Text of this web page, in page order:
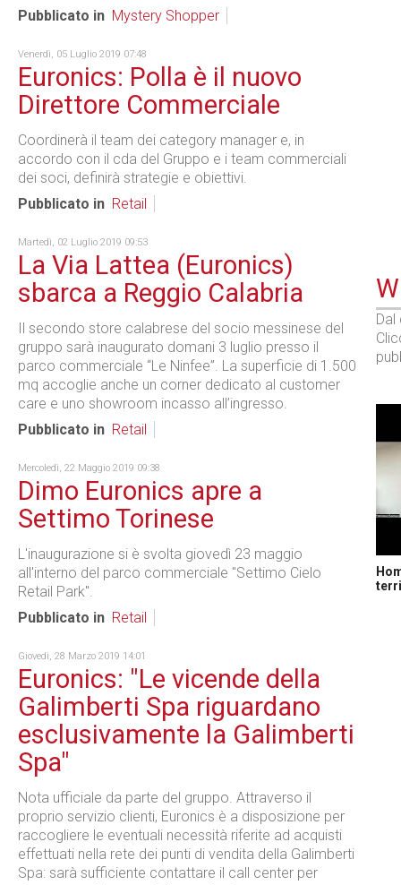
Pubblicato in Mystery Shopper
Venerdì, 05 Luglio 2019 07:48
Euronics: Polla è il nuovo
Direttore Commerciale
Coordinerà il team dei category manager e, in
accordo con il cda del Gruppo e i team commerciali
dei soci, definirà strategie e obiettivi.
Pubblicato in Retail
Martedì, 02 Luglio 2019 09:53
La Via Lattea (Euronics)
sbarca a Reggio Calabria
Il secondo store calabrese del socio messinese del
gruppo sarà inaugurato domani 3 luglio presso il
parco commerciale “Le Ninfee”. La superficie di 1.500
mq accoglie anche un corner dedicato al customer
care e uno showroom incasso all’ingresso.
Pubblicato in Retail
Mercoledì, 22 Maggio 2019 09:38
Dimo Euronics apre a
Settimo Torinese
L'inaugurazione si è svolta giovedì 23 maggio
all'interno del parco commerciale "Settimo Cielo
Retail Park".
Pubblicato in Retail
Giovedì, 28 Marzo 2019 14:01
Euronics: "Le vicende della
Galimberti Spa riguardano
esclusivamente la Galimberti
Spa"
Nota ufficiale da parte del gruppo. Attraverso il
proprio servizio clienti, Euronics è a disposizione per
raccogliere le eventuali necessità riferite ad acquisti
effettuati nella rete dei punti di vendita della Galimberti
Spa: sarà sufficiente contattare il call center per